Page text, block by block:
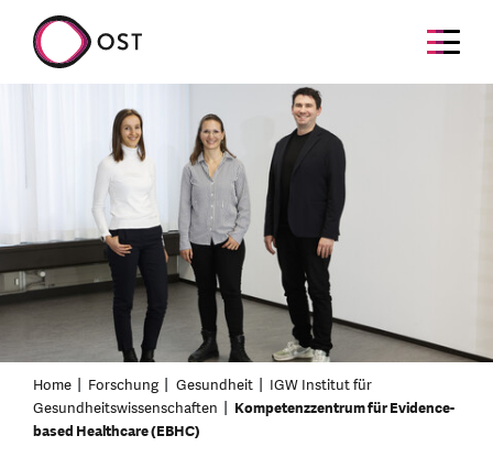
Home Forschung Gesundheit
IGW Institut für
Gesundheitswissenschaften
Kompetenzzentrum für Evidence-
based Healthcare (EBHC)